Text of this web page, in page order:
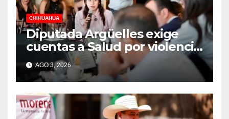
CHIHUAHUA
Diputada Argüelles exige
cuentas a Salud por violencia
de género, acoso y
hostigamiento en hospitales
AGO 3, 2026